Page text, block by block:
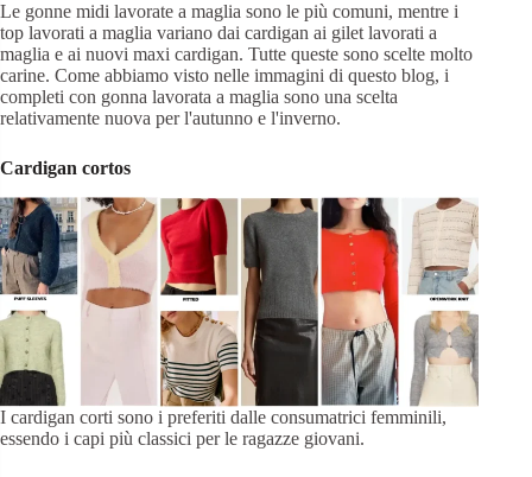
Le gonne midi lavorate a maglia sono le più comuni, mentre i
top lavorati a maglia variano dai cardigan ai gilet lavorati a
maglia e ai nuovi maxi cardigan. Tutte queste sono scelte molto
carine. Come abbiamo visto nelle immagini di questo blog, i
completi con gonna lavorata a maglia sono una scelta
relativamente nuova per l'autunno e l'inverno.
Cardigan cortos
I cardigan corti sono i preferiti dalle consumatrici femminili,
essendo i capi più classici per le ragazze giovani.